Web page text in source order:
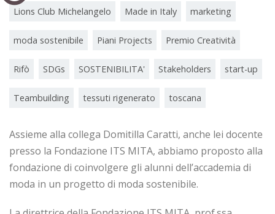
Lions Club Michelangelo Made in Italy marketing
moda sostenibile Piani Projects Premio Creatività
Rifò SDGs SOSTENIBILITA' Stakeholders start-up
Teambuilding tessuti rigenerato toscana
Assieme alla collega Domitilla Caratti, anche lei docente
presso la Fondazione ITS MITA, abbiamo proposto alla
fondazione di coinvolgere gli alunni dell’accademia di
moda in un progetto di moda sostenibile.